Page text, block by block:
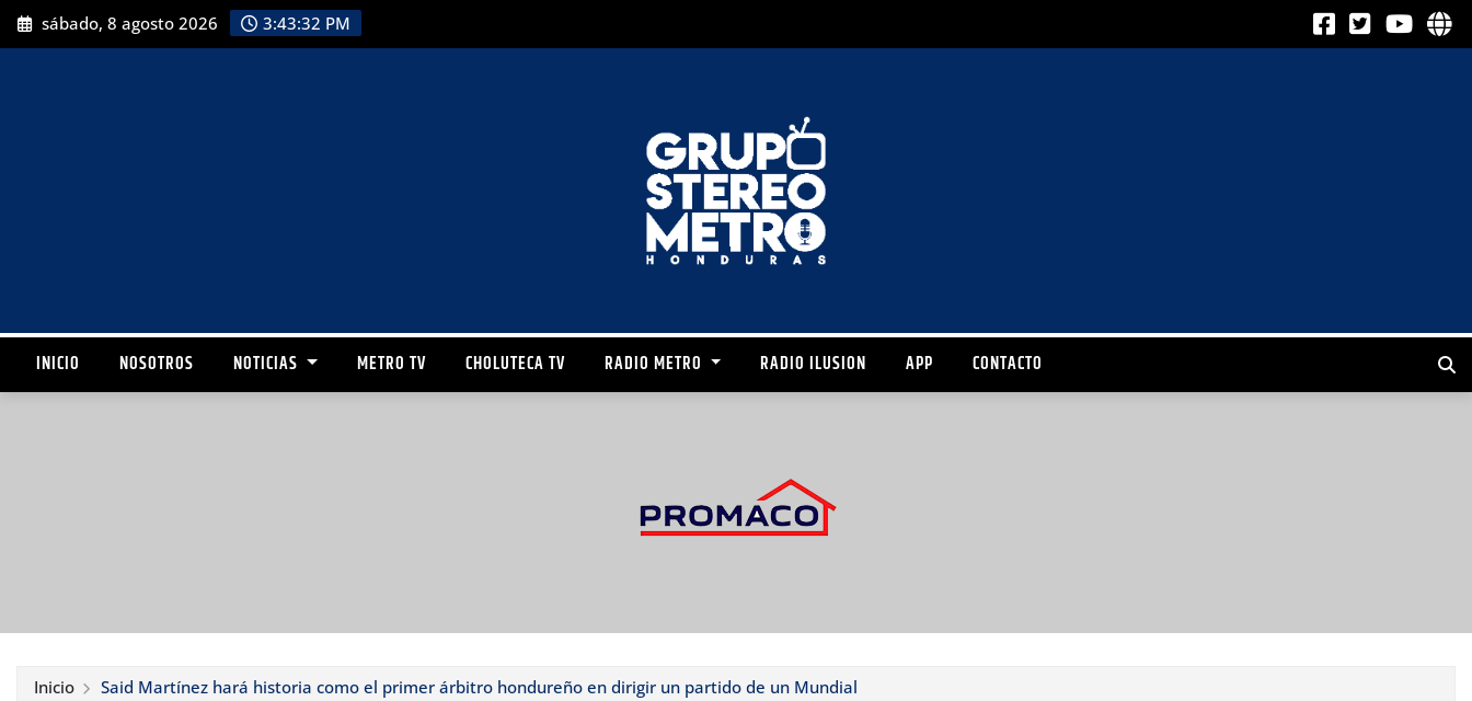
sábado, 8 agosto 2026 3:43:33 PM
INICIO NOSOTROS NOTICIAS METRO TV CHOLUTECA TV RADIO METRO RADIO ILUSION APP CONTACTO
Inicio Said Martínez hará historia como el primer árbitro hondureño en dirigir un partido de un Mundial